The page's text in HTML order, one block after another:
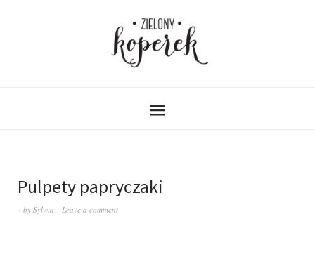
Pulpety papryczaki
by Sylwia Leave a comment